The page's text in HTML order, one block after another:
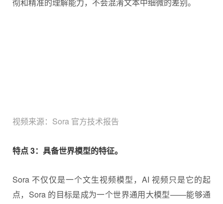
彻和精准的理解能力，不会混淆文本中细微的差别。
视频来源：Sora 官方技术报告
特点 3：具备世界模型的特征。
Sora 不仅仅是一个文生视频模型，AI 视频只是它的起
点，Sora 的目标是成为一个世界通用大模型——能够通